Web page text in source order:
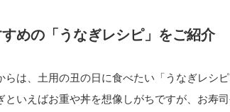
めの「うなぎレシピ」をご紹介
らは、土用の丑の日に食べたい「うなぎレシ
といえばお重や丼を想像しがちですが、お寿